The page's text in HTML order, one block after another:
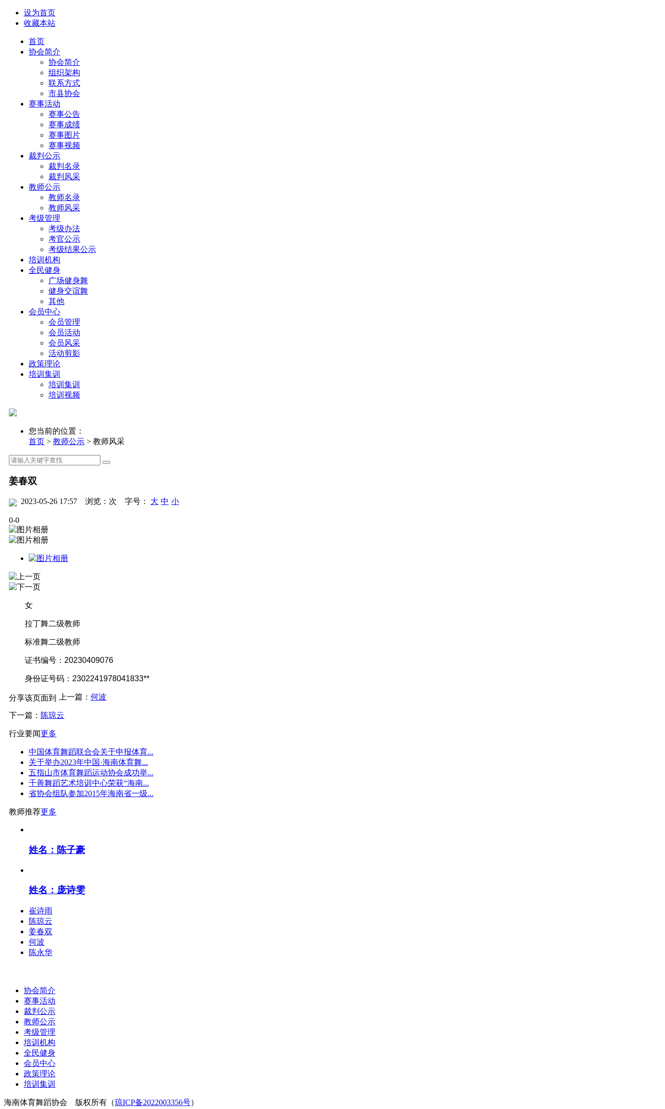
设为首页
收藏本站
首页
协会简介
协会简介
组织架构
联系方式
市县协会
赛事活动
赛事公告
赛事成绩
赛事图片
赛事视频
裁判公示
裁判名录
裁判风采
教师公示
教师名录
教师风采
考级管理
考级办法
考官公示
考级结果公示
培训机构
全民健身
广场健身舞
健身交谊舞
其他
会员中心
会员管理
会员活动
会员风采
活动剪影
政策理论
培训集训
培训集训
培训视频
您当前的位置：
首页 > 教师公示 > 教师风采
姜春双
2023-05-26 17:57 浏览： 次 字号： 大 中 小
0-0
女
拉丁舞二级教师
标准舞二级教师
证书编号：20230409076
身份证号码：2302241978041833**
分享该页面到 上一篇： 何波
下一篇： 陈琼云
行业要闻更多
中国体育舞蹈联合会关于申报体育...
关于举办2023年中国·海南体育舞...
五指山市体育舞蹈运动协会成功举...
千善舞蹈艺术培训中心荣获“海南...
省协会组队参加2015年海南省一级...
教师推荐更多
姓名：陈子豪
姓名：庞诗雯
崔诗雨
陈琼云
姜春双
何波
陈永华
协会简介
赛事活动
裁判公示
教师公示
考级管理
培训机构
全民健身
会员中心
政策理论
培训集训
海南体育舞蹈协会 版权所有（琼ICP备2022003356号）